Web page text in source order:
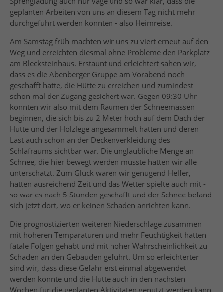
geplanten Arbeiten von uns an diesem Tag nicht mehr
durchgeführt werden konnten - also Heimreise.
Am Samstag früh machten wir uns zu viert erneut auf den
Weg und erreichten diesmal ohne Probleme den Parkplatz
am Blecksteinhaus. Erstaunt und erleichtert sahen wir,
dass es die Abenberger Gruppe am Vorabend noch
geschafft hatte, die Hütte zu erreichen und zumindest
schon mal der Zugang gesichert war. Gegen 09:30 Uhr
konnten wir also mit dem Räumen der Schneemassen
beginnen, die sich bis zu 2 Meter hoch auf dem Dach der
Hütte und der Holzlege angesammelt hatten und deren
Last auch schon an der Deckenverkleidung des
Schlafraums sichtbar war. Die unglaubliche Menge an
Schnee, die hier bewegt werden musste hatten wir alle
unterschätzt. Zum Glück waren wir genügend Helfer,
hatten ausreichend Zeit und das Wetter spielte auch mit -
so war es nach 5 Stunden geschafft und der Schnee befand
sich jetzt dort, wo er keinen Schaden anrichten kann.
Die prognostizierten weiteren Niederschläge zusammen
mit höheren Temparaturen und mehr Feuchtigkeit hätten
fatale Folgen gehabt und mit hoher Wahrscheinlichkeit zu
Schäden an den Gebäuden geführt. Um so erleichterter
sind wir, dass diese Gefahr erst einmal abgewendet
werden konnte und die Hütte auch in den nächsten
Wochen für die geplanten Aktivitäten genutzt werden kann.